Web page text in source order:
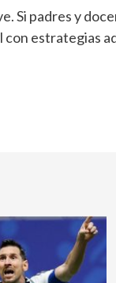
Si padres y
estrategias